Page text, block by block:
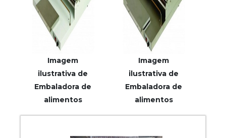
Imagem
ilustrativa de
Embaladora de
alimentos
Imagem
ilustrativa de
Embaladora de
alimentos